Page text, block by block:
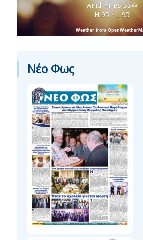
wind: 4m/s SSW
H 95 • L 95
Weather from
Νέο Φως